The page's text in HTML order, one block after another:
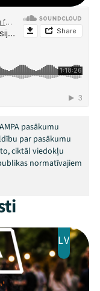
pasākumu
par pasākumu
ciktāl viedokļu
normatīvajiem
LV